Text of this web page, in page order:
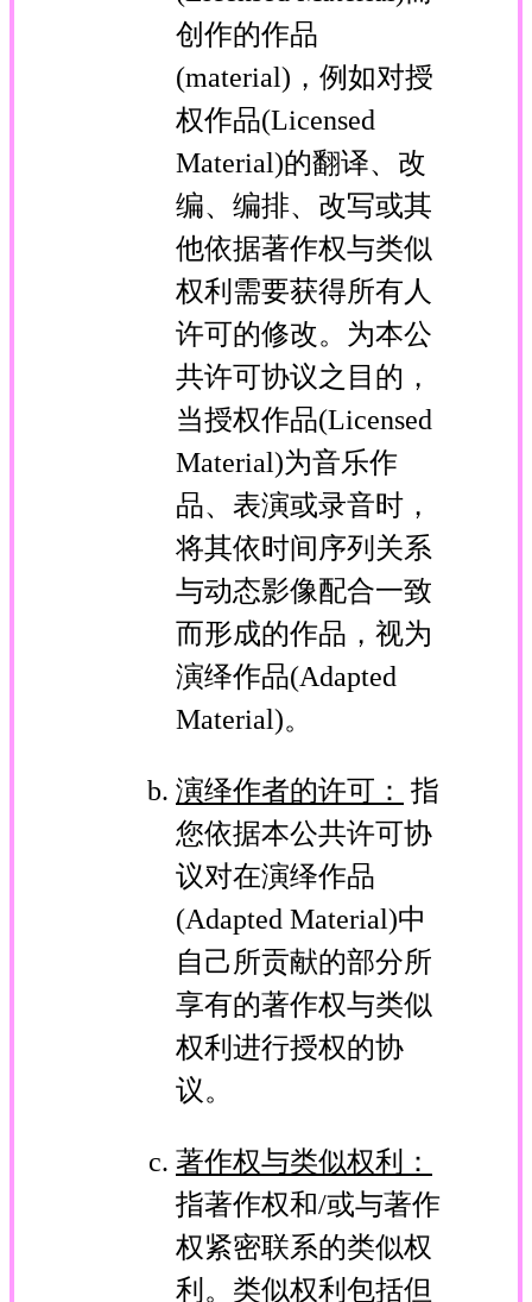
创作的作品
(material)，例如对授
权作品(Licensed
Material)的翻译、改
编、编排、改写或其
他依据著作权与类似
权利需要获得所有人
许可的修改。为本公
共许可协议之目的，
当授权作品(Licensed
Material)为音乐作
品、表演或录音时，
将其依时间序列关系
与动态影像配合一致
而形成的作品，视为
演绎作品(Adapted
Material)。
演绎作者的许可：
指
您依据本公共许可协
议对在演绎作品
(Adapted Material)中
自己所贡献的部分所
享有的著作权与类似
权利进行授权的协
议。
著作权与类似权利：
指著作权和/或与著作
权紧密联系的类似权
利。类似权利包括但